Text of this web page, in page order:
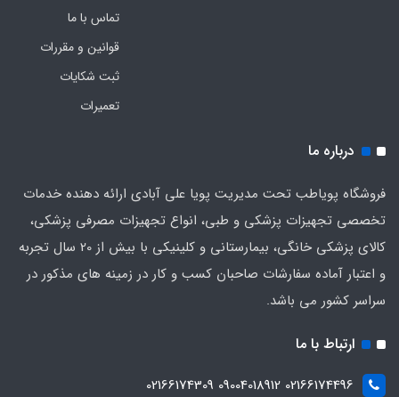
تماس با ما
قوانین و مقررات
ثبت شکایات
تعمیرات
درباره ما
فروشگاه پویاطب تحت مدیریت پویا علی آبادی ارائه دهنده خدمات
تخصصی تجهیزات پزشکی و طبی، انواع تجهیزات مصرفی پزشکی،
کالای پزشکی خانگی، بیمارستانی و کلینیکی با بیش از 20 سال تجربه
و اعتبار آماده سفارشات صاحبان کسب و کار در زمینه های مذکور در
سراسر کشور می باشد.
ارتباط با ما
02166174496 09004018912 02166174309